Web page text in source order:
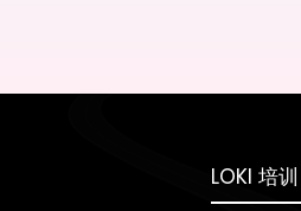
LOKI 培训